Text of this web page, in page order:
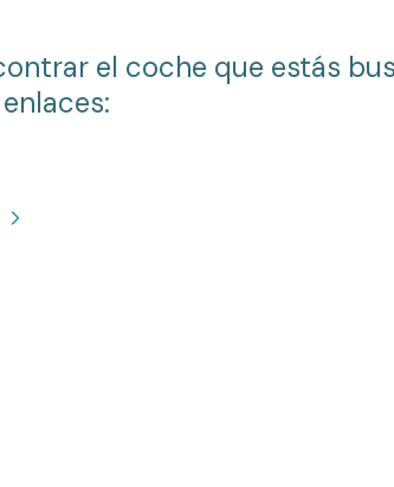
el coche que estás